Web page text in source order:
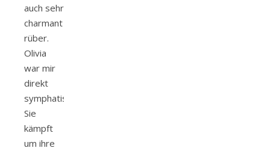
auch sehr
charmant
rüber.
Olivia
war mir
direkt
symphatisch.
Sie
kämpft
um ihre